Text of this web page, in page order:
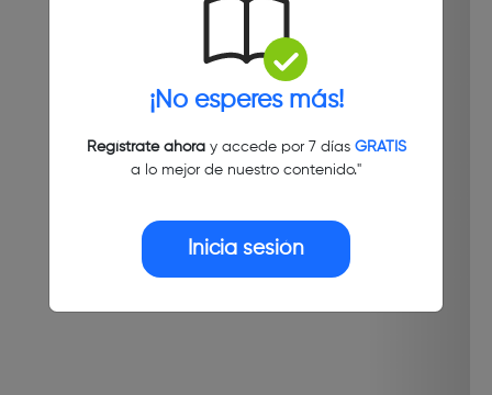
¡No esperes más!
Regístrate ahoray accede por 7 días GRATIS
a lo mejor de nuestro contenido."
Inicia sesión